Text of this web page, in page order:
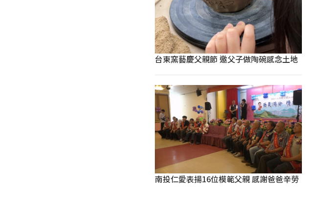
台東窯藝慶父親節 邀父子做陶碗感念土地
南投仁愛表揚16位模範父親 感謝爸爸辛勞